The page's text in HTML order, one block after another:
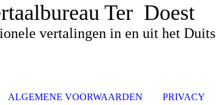
Ter Doest
vertalingen in en uit het Duits
ALGEMENE VOORWAARDEN PRIVACY